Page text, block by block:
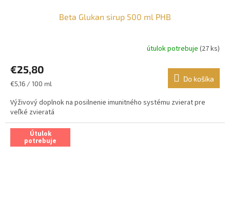
Beta Glukan sirup 500 ml PHB
útulok potrebuje (27 ks)
€25,80
Jednotková
€5,16 / 100 ml
Do košíka
Výživový doplnok na posilnenie imunitného systému zvierat pre
veľké zvieratá
Útulok
potrebuje